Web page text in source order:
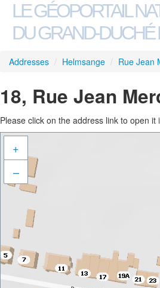
LE GÉOPORTAIL
DU GRAND-
Addresses / Helmsange / Rue Jean
18, Rue Jean
Please click on the address link to open
+
–